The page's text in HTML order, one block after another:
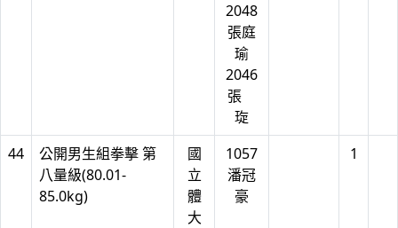
2048
張庭
瑜
2046
張
琁
44
公開男生組拳擊 第
八量級(80.01-
85.0kg)
國
立
體
大
1057
潘冠
豪
1